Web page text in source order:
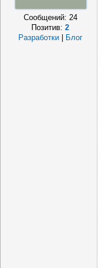
Сообщений: 24
Позитив:2
Разработки
Блог